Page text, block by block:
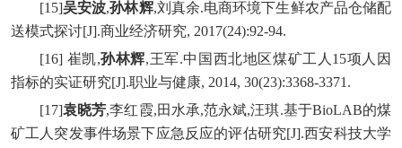
[15]吴安波,孙林辉,刘真余.电商环境下生鲜农产品仓储配
送模式探讨[J].商业经济研究, 2017(24):92-94.
[16] 崔凯,孙林辉,王军.中国西北地区煤矿工人15项人因
指标的实证研究[J].职业与健康, 2014, 30(23):3368-3371.
[17]袁晓芳,李红霞,田水承,范永斌,汪琪.基于BioLAB的煤
矿工人突发事件场景下应急反应的评估研究[J].西安科技大学